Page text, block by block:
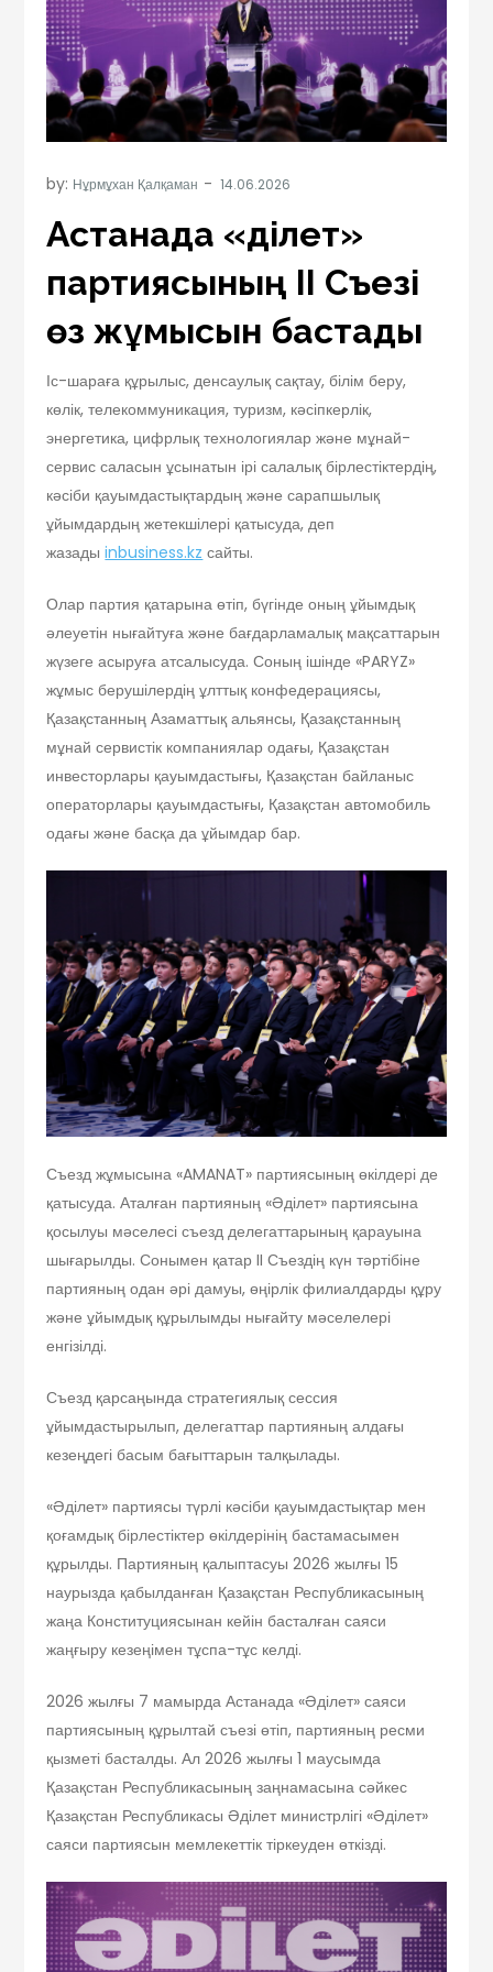
by: Нұрмұхан Қалқаман
Астанада «Әділет»
партиясының II Съезі
өз жұмысын бастады
Іс-шараға құрылыс, денсаулық сақтау, білім беру,
көлік, телекоммуникация, туризм, кәсіпкерлік,
энергетика, цифрлық технологиялар және мұнай-
сервис саласын ұсынатын ірі салалық бірлестіктердің,
кәсіби қауымдастықтардың және сарапшылық
ұйымдардың жетекшілері қатысуда, деп
жазадыinbusiness.kz сайты.
Олар партия қатарына өтіп, бүгінде оның ұйымдық
әлеуетін нығайтуға және бағдарламалық мақсаттарын
жүзеге асыруға атсалысуда. Соның ішінде «PARYZ»
жұмыс берушілердің ұлттық конфедерациясы,
Қазақстанның Азаматтық альянсы, Қазақстанның
мұнай сервистік компаниялар одағы, Қазақстан
инвесторлары қауымдастығы, Қазақстан байланыс
операторлары қауымдастығы, Қазақстан автомобиль
одағы және басқа да ұйымдар бар.
Съезд жұмысына «AMANAT» партиясының өкілдері де
қатысуда. Аталған партияның «Әділет» партиясына
қосылуы мәселесі съезд делегаттарының қарауына
шығарылды. Сонымен қатар II Съездің күн тәртібіне
партияның одан әрі дамуы, өңірлік филиалдарды құру
және ұйымдық құрылымды нығайту мәселелері
енгізілді.
Съезд қарсаңында стратегиялық сессия
ұйымдастырылып, делегаттар партияның алдағы
кезеңдегі басым бағыттарын талқылады.
«Әділет» партиясы түрлі кәсіби қауымдастықтар мен
қоғамдық бірлестіктер өкілдерінің бастамасымен
құрылды. Партияның қалыптасуы 2026 жылғы 15
наурызда қабылданған Қазақстан Республикасының
жаңа Конституциясынан кейін басталған саяси
жаңғыру кезеңімен тұспа-тұс келді.
2026 жылғы 7 мамырда Астанада «Әділет» саяси
партиясының құрылтай съезі өтіп, партияның ресми
қызметі басталды. Ал 2026 жылғы 1 маусымда
Қазақстан Республикасының заңнамасына сәйкес
Қазақстан Республикасы Әділет министрлігі «Әділет»
саяси партиясын мемлекеттік тіркеуден өткізді.